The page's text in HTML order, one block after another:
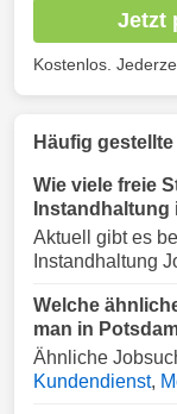
Jetzt
Kostenlos.
Häufig
Wie viele freie
Instandhaltung
Aktuell gibt es
Instandhaltung
Welche
man in
Ähnliche
Kundendienst,